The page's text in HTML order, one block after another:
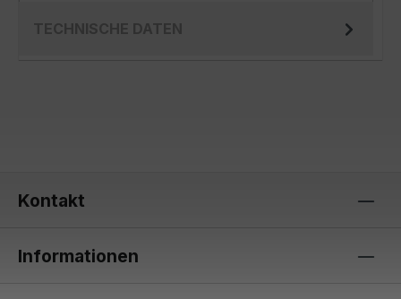
TECHNISCHE DATEN
Kontakt
Informationen